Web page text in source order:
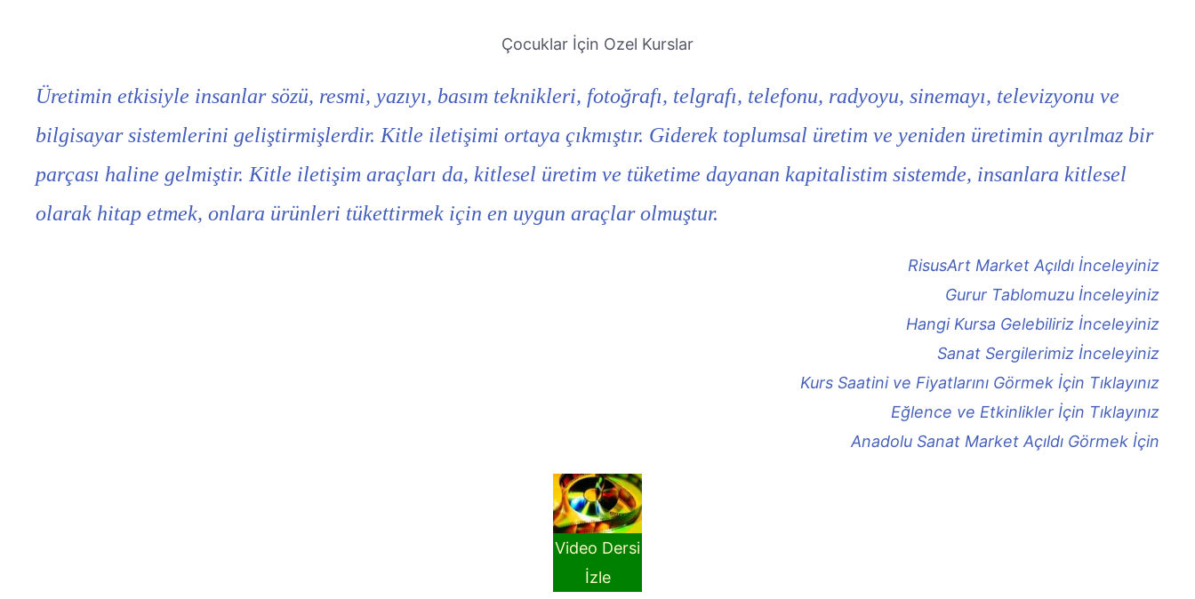
Çocuklar İçin Ozel Kurslar
Üretimin etkisiyle insanlar sözü, resmi, yazıyı, basım teknikleri, fotoğrafı, telgrafı, telefonu, radyoyu, sinemayı, televizyonu ve
bilgisayar sistemlerini geliştirmişlerdir. Kitle iletişimi ortaya çıkmıştır. Giderek toplumsal üretim ve yeniden üretimin ayrılmaz bir
parçası haline gelmiştir. Kitle iletişim araçları da, kitlesel üretim ve tüketime dayanan kapitalistim sistemde, insanlara kitlesel
olarak hitap etmek, onlara ürünleri tükettirmek için en uygun araçlar olmuştur.
RisusArt Market Açıldı İnceleyiniz
Gurur Tablomuzu İnceleyiniz
Hangi Kursa Gelebiliriz İnceleyiniz
Sanat Sergilerimiz İnceleyiniz
Kurs Saatini ve Fiyatlarını Görmek İçin Tıklayınız
Eğlence ve Etkinlikler İçin Tıklayınız
Anadolu Sanat Market Açıldı Görmek İçin
Video Dersi
İzle